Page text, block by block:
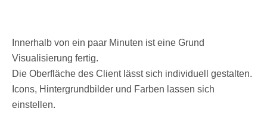
Innerhalb von ein paar Minuten ist eine Grund
Visualisierung fertig.
Die Oberfläche des Client lässt sich individuell gestalten.
Icons, Hintergrundbilder und Farben lassen sich
einstellen.